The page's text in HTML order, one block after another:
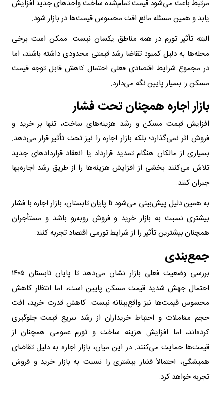
مرتبط باعث می‌شود قیمت تمام‌شده ساخت واحدهای جدید افزایش
یابد و همین مسئله مانع افت محسوس قیمت‌ها در بازار شود.
البته تأثیر تورم در همه مناطق یکسان نیست. ممکن است برخی
محله‌ها به دلیل کمبود تقاضا رشد قیمتی محدودی داشته باشند، اما
در مجموع شرایط اقتصادی فعلی احتمال کاهش قابل توجه قیمت
مسکن را بسیار پایین نگه می‌دارد.
بازار اجاره همچنان تحت فشار
افزایش قیمت مسکن و رشد هزینه‌های ساخت، تنها بر خرید و
فروش اثر نمی‌گذارد؛ بلکه بازار اجاره را نیز تحت تأثیر قرار می‌دهد.
بسیاری از مالکان هنگام تمدید قرارداد یا انعقاد قراردادهای جدید
تلاش می‌کنند بخشی از افزایش هزینه‌ها را از طریق رشد اجاره‌بها
جبران کنند.
به همین دلیل پیش‌بینی می‌شود تا پایان تابستان، بازار اجاره با فشار
بیشتری نسبت به بازار خرید و فروش روبه‌رو باشد و مستأجران
همچنان بیشترین تأثیر را از شرایط تورمی اقتصاد تجربه کنند.
جمع‌بندی
بررسی وضعیت فعلی بازار نشان می‌دهد تا پایان تابستان ۱۴۰۵
احتمال جهش شدید قیمت مسکن پایین است، اما انتظار کاهش
محسوس قیمت‌ها نیز واقع‌بینانه نیست. کاهش قدرت خرید، افت
حجم معاملات و احتیاط خریداران از رشد سریع قیمت جلوگیری
کرده‌اند، اما افزایش هزینه ساخت و تورم عمومی همچنان از
قیمت‌ها حمایت می‌کنند. در این میان، بازار اجاره به دلیل تقاضای
همیشگی، احتمالاً فشار بیشتری را نسبت به بازار خرید و فروش
تجربه خواهد کرد.